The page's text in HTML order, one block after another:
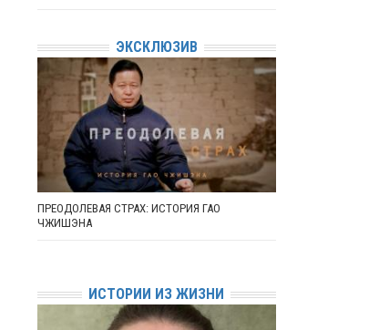
ЭКСКЛЮЗИВ
ПРЕОДОЛЕВАЯ СТРАХ: ИСТОРИЯ ГАО
ЧЖИШЭНА
ИСТОРИИ ИЗ ЖИЗНИ